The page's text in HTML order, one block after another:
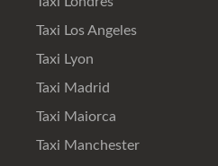
Taxi Los Angeles
Taxi Lyon
Taxi Madrid
Taxi Maiorca
Taxi Manchester